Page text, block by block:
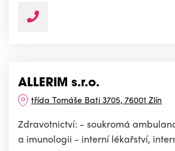
ALLERIM s.r.o.
třída Tomáše Bati 3705, 76001 Zlín
Zdravotnictví: - soukromá
a imunologii - interní lékařství,